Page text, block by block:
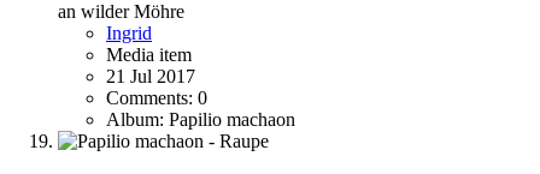
an wilder Möhre
Ingrid
Media item
21 Jul 2017
Comments: 0
Album: Papilio machaon